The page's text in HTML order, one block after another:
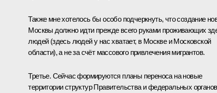
Также мне хотелось бы особо подчеркнуть, что создание
Москвы должно идти прежде всего руками проживающих
людей (здесь людей у нас хватает, в Москве и Московской
области), а не за счёт массового привлечения мигрантов.
Третье. Сейчас формируются планы переноса на новые
территории структур Правительства и федеральных органов